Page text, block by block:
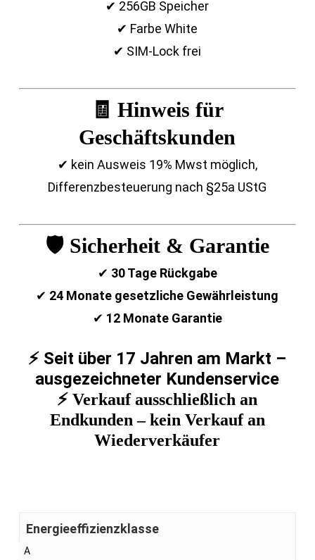
✔ 256GB Speicher
✔ Farbe White
✔ SIM-Lock frei
🧾 Hinweis für
Geschäftskunden
✔ kein Ausweis 19% Mwst möglich,
Differenzbesteuerung nach §25a UStG
🛡 Sicherheit & Garantie
✔ 30 Tage Rückgabe
✔ 24 Monate gesetzliche Gewährleistung
✔ 12 Monate Garantie
⚡ Seit über 17 Jahren am Markt –
ausgezeichneter Kundenservice
⚡ Verkauf ausschließlich an
Endkunden – kein Verkauf an
Wiederverkäufer
Energieeffizienzklasse
A